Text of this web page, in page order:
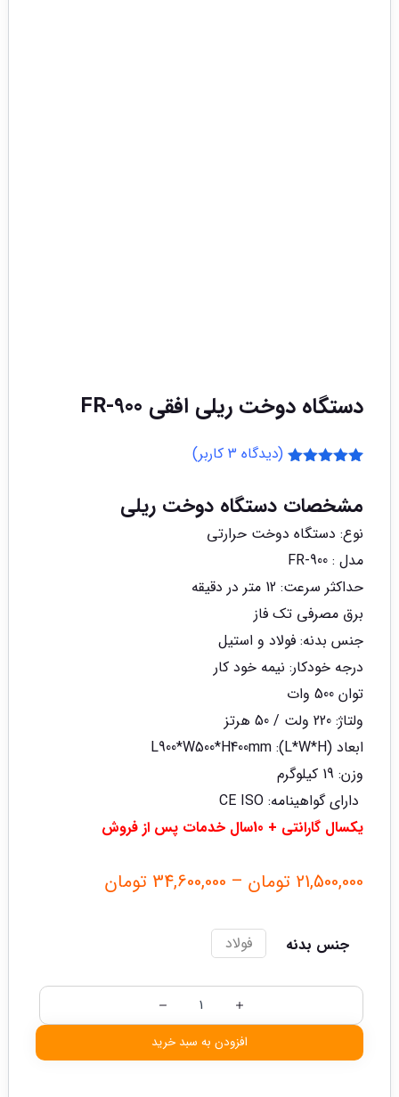
دستگاه دوخت ریلی افقی FR-900
در
مشتری
(دیدگاه 3 کاربر)
مشخصات دستگاه دوخت ریلی
نوع: دستگاه دوخت حرارتی
مدل : FR-900
حداکثر سرعت: 12 متر در دقیقه
برق مصرفی تک فاز
جنس بدنه: فولاد و استیل
درجه خودکار: نیمه خود کار
توان 500 وات
ولتاژ: 220 ولت / 50 هرتز
ابعاد (L*W*H): L900*W500*H400mm
وزن: 19 کیلوگرم
دارای گواهینامه: CE ISO
یکسال گارانتی + 10سال خدمات پس از فروش
21,500,000 تومان –
34,600,000 تومان
جنس بدنه فولاد
افزودن به سبد خرید